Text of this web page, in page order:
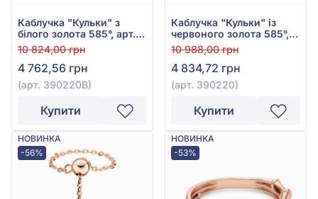
Каблучка "Кульки" з
білого золота 585°, арт.
390220В
10 824,00 грн
4 762,56 грн
(арт. 390220В)
Купити
Каблучка "Кульки" із
червоного золота 585°,
без вставки, арт. 390220
10 988,00 грн
4 834,72 грн
(арт. 390220)
Купити
НОВИНКА
-56%
НОВИНКА
-53%